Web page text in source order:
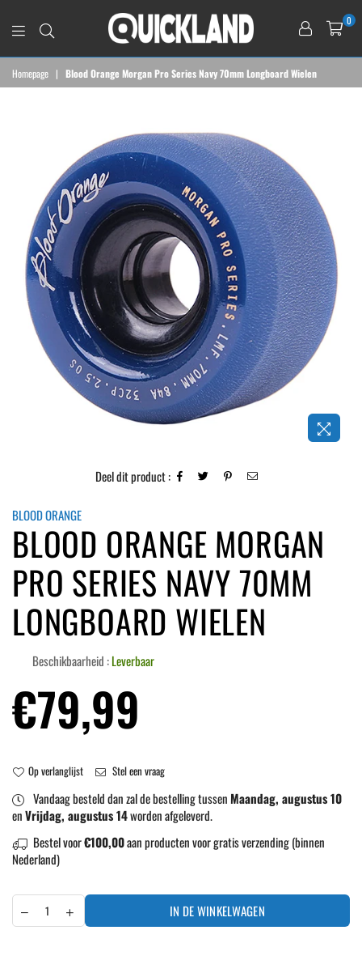
QUICKLAND
0
Homepage | Blood Orange Morgan Pro Series Navy 70mm Longboard Wielen
Deel dit product :
BLOOD ORANGE
BLOOD ORANGE MORGAN
PRO SERIES NAVY 70MM
LONGBOARD WIELEN
Beschikbaarheid :Leverbaar
Normale
prijs
€79,99
Op verlanglijst Stel een vraag
Vandaag besteld dan zal de bestelling tussenMaandag, augustus 10
enVrijdag, augustus 14worden afgeleverd.
Bestel voor€100,00aan producten voor gratis verzending (binnen
Nederland)
IN DE WINKELWAGEN